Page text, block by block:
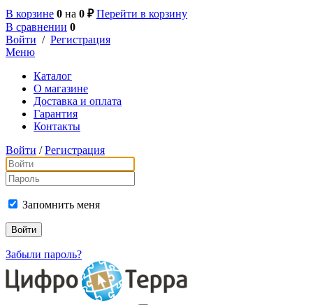
В корзине 0 на 0 ₽ Перейти в корзину
В сравнении 0
Войти / Регистрация
Меню
Каталог
О магазине
Доставка и оплата
Гарантия
Контакты
Войти / Регистрация
Запомнить меня
Забыли пароль?